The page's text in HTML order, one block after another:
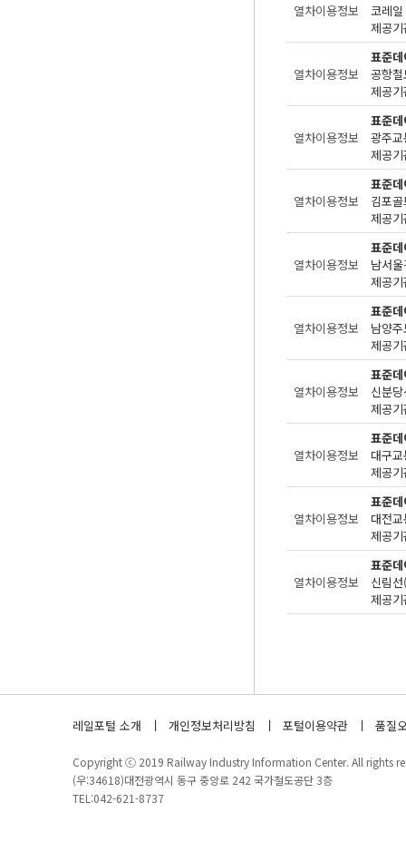
열차이용정보
코레
제공
열차이용정보
표준
공항
제공
열차이용정보
표준
광주
제공
열차이용정보
표준
김포
제공
열차이용정보
표준
남서
제공
열차이용정보
표준
남양
제공
열차이용정보
표준
신분
제공
열차이용정보
표준
대구
제공
열차이용정보
표준
대전
제공
열차이용정보
표준
신림
제공
레일포털 소개 개인정보처리방침 포털이용약관 품질
Copyright ⓒ 2019 Railway Industry Information Center. All rights
(우:34618)대전광역시 동구 중앙로 242 국가철도공단 3층
TEL:042-621-8737